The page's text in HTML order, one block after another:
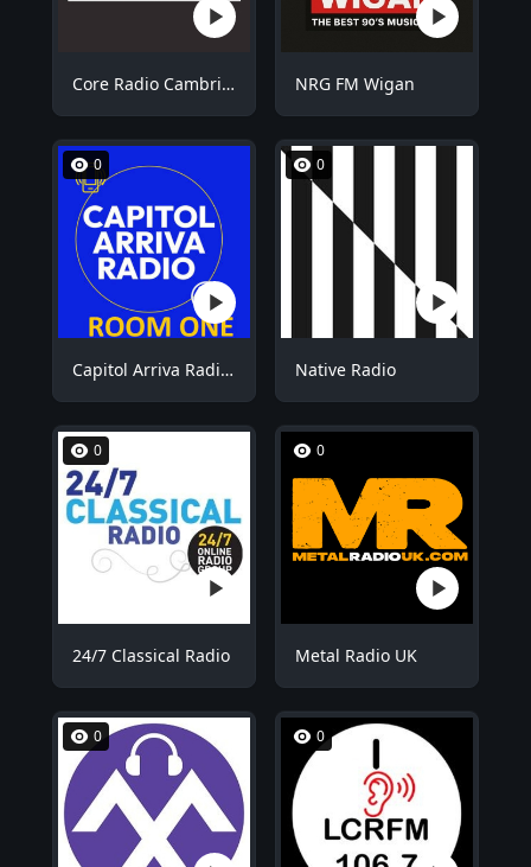
Core Radio Cambridge NRG FM Wigan
0
Capitol Arriva Radio ROOM1
0
Native Radio
0
24/7 Classical Radio
0
Metal Radio UK
0 0